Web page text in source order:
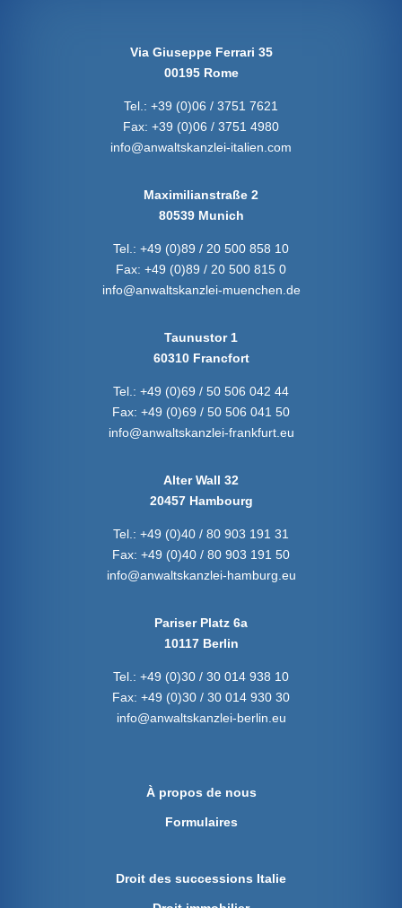
Via Giuseppe Ferrari 35
00195 Rome
Tel.: +39 (0)06 / 3751 7621
Fax: +39 (0)06 / 3751 4980
info@anwaltskanzlei-italien.com
Maximilianstraße 2
80539 Munich
Tel.: +49 (0)89 / 20 500 858 10
Fax: +49 (0)89 / 20 500 815 0
info@anwaltskanzlei-muenchen.de
Taunustor 1
60310 Francfort
Tel.: +49 (0)69 / 50 506 042 44
Fax: +49 (0)69 / 50 506 041 50
info@anwaltskanzlei-frankfurt.eu
Alter Wall 32
20457 Hambourg
Tel.: +49 (0)40 / 80 903 191 31
Fax: +49 (0)40 / 80 903 191 50
info@anwaltskanzlei-hamburg.eu
Pariser Platz 6a
10117 Berlin
Tel.: +49 (0)30 / 30 014 938 10
Fax: +49 (0)30 / 30 014 930 30
info@anwaltskanzlei-berlin.eu
À propos de nous
Formulaires
Droit des successions Italie